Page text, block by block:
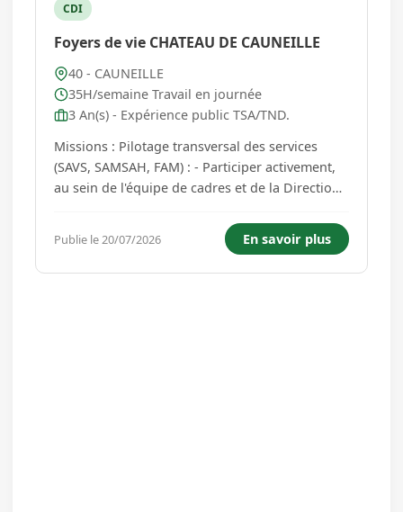
CDI
Foyers de vie CHATEAU DE CAUNEILLE
40 - CAUNEILLE
35H/semaine Travail en journée
3 An(s) - Expérience public TSA/TND.
Missions : Pilotage transversal des services
(SAVS, SAMSAH, FAM) : - Participer activement,
au sein de l'équipe de cadres et de la Direction,
l'association, et contribuer au déploiement de la
démarche qualité - Veiller, en lien avec la
Direction et...
Publie le 20/07/2026 En savoir plus